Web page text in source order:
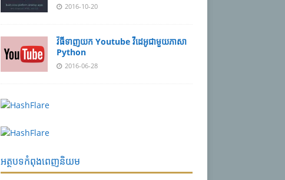
2016-10-20
វិធីទាញយក Youtube វីដេអូជាមួយភាសា​
Python
2016-06-28
អត្ថបទកំពុងពេញនិយម